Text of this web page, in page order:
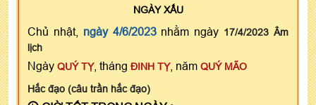
NGÀYXẤU
Chủ nhật, ngày 4/6/2023nhằm ngày 17/4/2023 Âm
lịch
Ngày QUÝ TỴ, tháng ĐINH TỴ, năm QUÝ MÃO
Hắc đạo (câu trần hắc đạo)